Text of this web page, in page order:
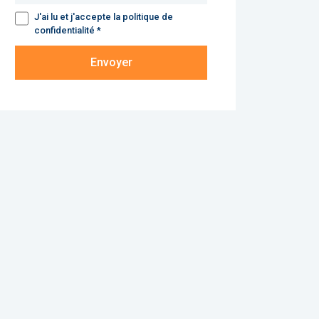
J'ai lu et j'accepte la politique de
confidentialité *
Envoyer